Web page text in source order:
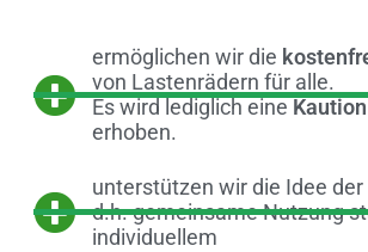
ermöglichen wir die
von Lastenrädern für alle.
Es wird lediglich eine
erhoben.
unterstützen wir die Idee der
d.h. gemeinsame Nutzung
individuellem